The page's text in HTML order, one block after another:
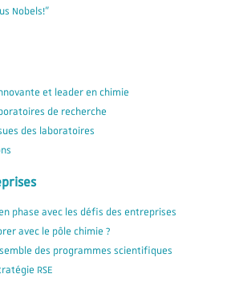
Nobels!"
et leader en chimie
de recherche
des laboratoires
phase avec les défis des entreprises
avec le pôle chimie ?
des programmes scientifiques
RSE